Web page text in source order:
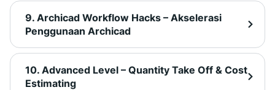
9. Archicad Workflow Hacks – Akselerasi
Penggunaan Archicad
10. Advanced Level – Quantity Take Off & Cost
Estimating